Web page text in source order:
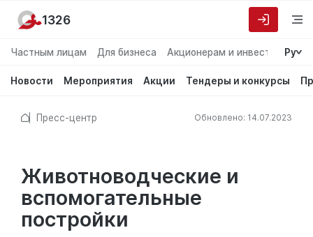
Частным лицам Для бизнеса Акционерам и инвесторам
Ру
Новости Мероприятия Акции Тендеры и конкурсы
1326
Пресс-центр Обновлено: 14.07.2023
Животноводческие и
вспомогательные
постройки